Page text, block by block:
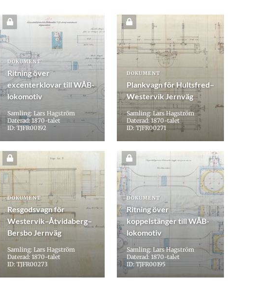
DOKUMENT
Ritning över
excenterklovar till WÅB-
lokomotiv
Samling: Lars Hagström
Daterad: 1870-talet
ID: TJFR00192
DOKUMENT
Plankvagn för Hultsfred–
Westervik Jernväg
Samling: Lars Hagström
Daterad: 1870-talet
ID: TJFR00271
DOKUMENT
Resgodsvagn för
Westervik–Åtvidaberg–
Bersbo Jernväg
Samling: Lars Hagström
Daterad: 1870-talet
ID: TJFR00273
DOKUMENT
Ritning över
koppelstänger till WÅB-
lokomotiv
Samling: Lars Hagström
Daterad: 1870-talet
ID: TJFR00195